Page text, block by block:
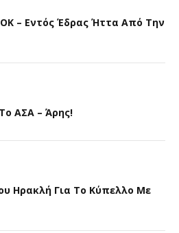
– Εντός Έδρας Ήττα Από Την
ΑΣΑ – Άρης!
Ηρακλή Για Το Κύπελλο Με